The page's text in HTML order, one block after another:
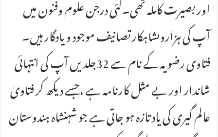
اور بصیرت کاملہ تھی۔کئی درجن علوم وفنون میں
آپ کی ہزاروںشاہکار تصانیف موجود و یادگار ہیں۔
فتاویٰ رضویہ کے نام سے 32جلدیں آپ کی انتہائی
شاندار اور بے مثل کارنامہ ہے ،جسے دیکھ کر فتاویٰ
عالم گیری کی یاد تازہ ہو جاتی ہے جو شہنشاہ ہندوستان